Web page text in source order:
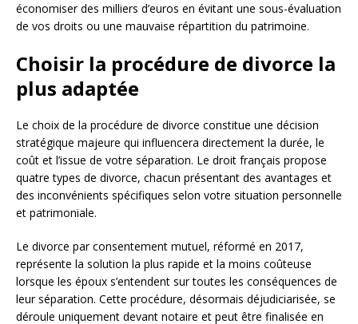
économiser des milliers d’euros en évitant une sous-évaluation
de vos droits ou une mauvaise répartition du patrimoine.
Choisir la procédure de divorce la
plus adaptée
Le choix de la procédure de divorce constitue une décision
stratégique majeure qui influencera directement la durée, le
coût et l’issue de votre séparation. Le droit français propose
quatre types de divorce, chacun présentant des avantages et
des inconvénients spécifiques selon votre situation personnelle
et patrimoniale.
Le divorce par consentement mutuel, réformé en 2017,
représente la solution la plus rapide et la moins coûteuse
lorsque les époux s’entendent sur toutes les conséquences de
leur séparation. Cette procédure, désormais déjudiciarisée, se
déroule uniquement devant notaire et peut être finalisée en